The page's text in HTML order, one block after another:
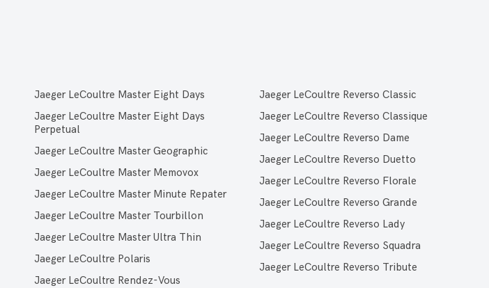
Jaeger LeCoultre Master Eight Days
Jaeger LeCoultre Master Eight Days
Perpetual
Jaeger LeCoultre Master Geographic
Jaeger LeCoultre Master Memovox
Jaeger LeCoultre Master Minute Repater
Jaeger LeCoultre Master Tourbillon
Jaeger LeCoultre Master Ultra Thin
Jaeger LeCoultre Polaris
Jaeger LeCoultre Rendez-Vous
Jaeger LeCoultre Reverso Classic
Jaeger LeCoultre Reverso Classique
Jaeger LeCoultre Reverso Dame
Jaeger LeCoultre Reverso Duetto
Jaeger LeCoultre Reverso Florale
Jaeger LeCoultre Reverso Grande
Jaeger LeCoultre Reverso Lady
Jaeger LeCoultre Reverso Squadra
Jaeger LeCoultre Reverso Tribute